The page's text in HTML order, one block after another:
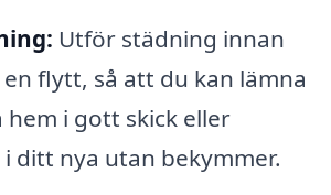
Utför städning innan
flytt, så att du kan lämna
i gott skick eller
ditt nya utan bekymmer.